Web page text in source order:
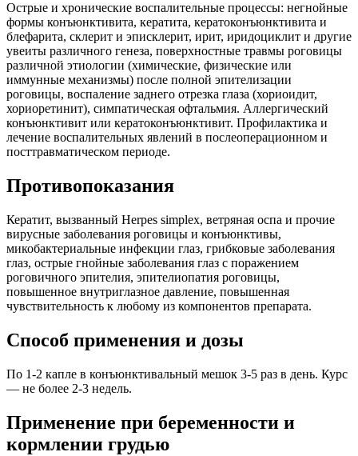
Острые и хронические воспалительные процессы: негнойные
формы конъюнктивита, кератита, кератоконъюнктивита и
блефарита, склерит и эписклерит, ирит, иридоциклит и другие
увеиты различного генеза, поверхностные травмы роговицы
различной этиологии (химические, физические или
иммунные механизмы) после полной эпителизации
роговицы, воспаление заднего отрезка глаза (хориоидит,
хориоретинит), симпатическая офтальмия. Аллергический
конъюнктивит или кератоконъюнктивит. Профилактика и
лечение воспалительных явлений в послеоперационном и
посттравматическом периоде.
Противопоказания
Кератит, вызванный Herpes simplex, ветряная оспа и прочие
вирусные заболевания роговицы и конъюнктивы,
микобактериальные инфекции глаз, грибковые заболевания
глаз, острые гнойные заболевания глаз с поражением
роговичного эпителия, эпителиопатия роговицы,
повышенное внутриглазное давление, повышенная
чувствительность к любому из компонентов препарата.
Способ применения и дозы
По 1-2 капле в конъюнктивальный мешок 3-5 раз в день. Курс
— не более 2-3 недель.
Применение при беременности и
кормлении грудью